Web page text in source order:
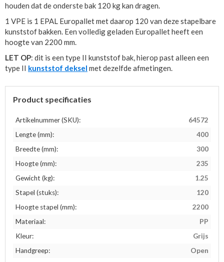
houden dat de onderste bak 120 kg kan dragen.
1 VPE is 1 EPAL Europallet met daarop 120 van deze stapelbare
kunststof bakken. Een volledig geladen Europallet heeft een
hoogte van 2200 mm.
LET OP: dit is een type II kunststof bak, hierop past alleen een
type II kunststof deksel met dezelfde afmetingen.
Product specificaties
Artikelnummer (SKU):
64572
Lengte (mm):
400
Breedte (mm):
300
Hoogte (mm):
235
Gewicht (kg):
1.25
Stapel (stuks):
120
Hoogte stapel (mm):
2200
Materiaal:
PP
Kleur:
Grijs
Handgreep:
Open